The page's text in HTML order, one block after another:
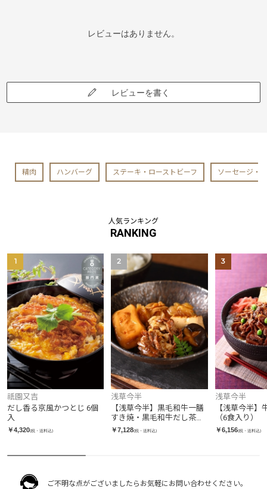
レビューはありません。
レビューを書く
精肉 ハンバーグ ステーキ・ローストビーフ ソーセージ・
人気ランキング
RANKING
1
祇園又吉
だし香る京風かつとじ 6個
入
￥4,320(税・送料込)
2
浅草今半
【浅草今半】黒毛和牛一膳
すき焼・黒毛和牛だし茶漬
け（各2食入り）
￥7,128(税・送料込)
3
浅草今半
【浅草今半】
（6食入り）
￥6,156(税・送料込)
ご不明な点がございましたらお気軽にお問い合わせください。